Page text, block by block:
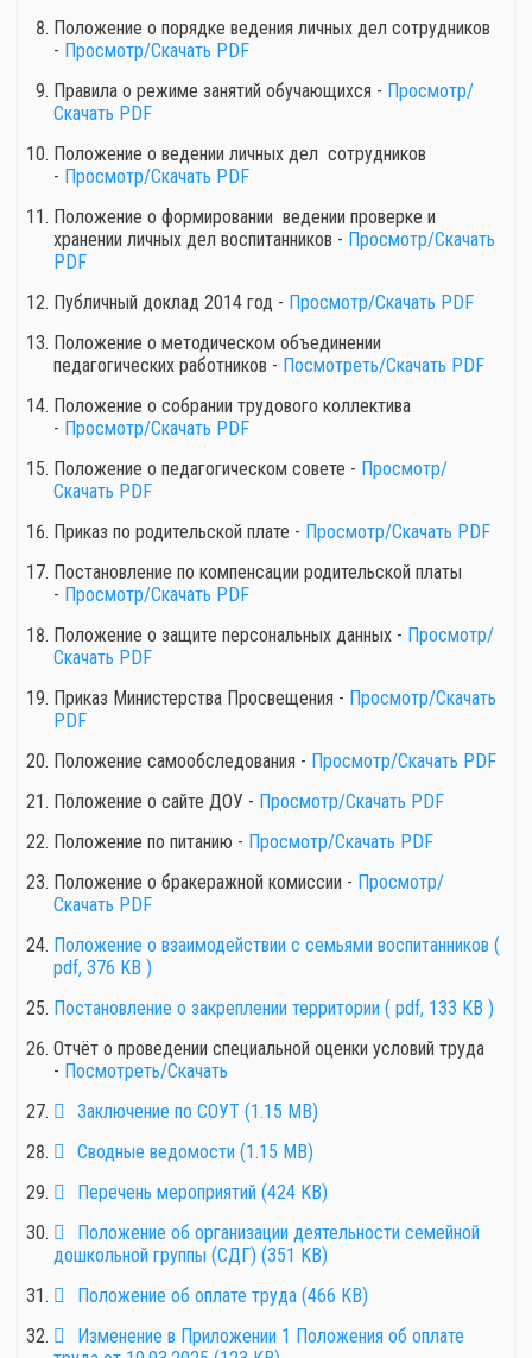
Положение о порядке ведения личных дел сотрудников
- Просмотр/Скачать PDF
Правила о режиме занятий обучающихся - Просмотр/
Скачать PDF
Положение о ведении личных дел сотрудников
- Просмотр/Скачать PDF
Положение о формировании ведении проверке и
хранении личных дел воспитанников - Просмотр/Скачать
PDF
Публичный доклад 2014 год - Просмотр/Скачать PDF
Положение о методическом объединении
педагогических работников - Посмотреть/Скачать PDF
Положение о собрании трудового коллектива
- Просмотр/Скачать PDF
Положение о педагогическом совете - Просмотр/
Скачать PDF
Приказ по родительской плате - Просмотр/Скачать PDF
Постановление по компенсации родительской платы
- Просмотр/Скачать PDF
Положение о защите персональных данных - Просмотр/
Скачать PDF
Приказ Министерства Просвещения - Просмотр/Скачать
PDF
Положение самообследования - Просмотр/Скачать PDF
Положение о сайте ДОУ - Просмотр/Скачать PDF
Положение по питанию - Просмотр/Скачать PDF
Положение о бракеражной комиссии - Просмотр/
Скачать PDF
Положение о взаимодействии с семьями воспитанников (
pdf, 376 KB )
Постановление о закреплении территории ( pdf, 133 KB )
Отчёт о проведении специальной оценки условий труда
- Посмотреть/Скачать
pdf
Заключение по СОУТ (1.15 MB)
pdf
Сводные ведомости (1.15 MB)
pdf
Перечень мероприятий (424 KB)
pdf
Положение об организации деятельности семейной
дошкольной группы (СДГ) (351 KB)
pdf
Положение об оплате труда (466 KB)
pdf
Изменение в Приложении 1 Положения об оплате